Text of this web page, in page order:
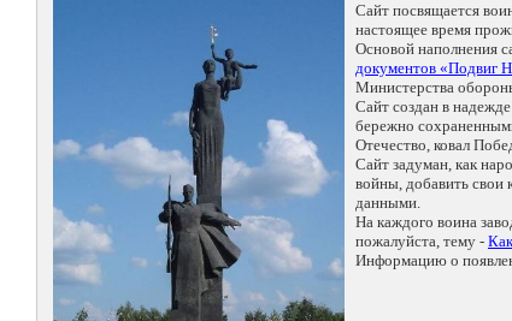
Сайт посвящается
настоящее время
Основой наполнения
документов «Подвиг
Министерства
Сайт создан в
бережно
Отечество, ковал
Сайт задуман, как
войны, добавить
данными.
На каждого воина
пожалуйста, тему -
Информацию о